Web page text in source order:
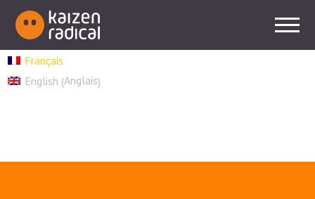
Français
English (Anglais)